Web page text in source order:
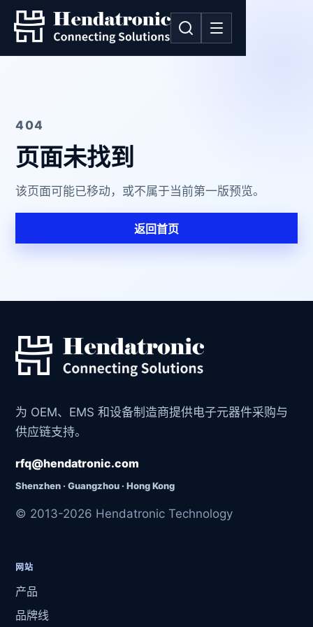
404
页面未找到
该页面可能已移动，或不属于当前第一版预览。
返回首页
为 OEM、EMS 和设备制造商提供电子元器件采购与
供应链支持。
rfq@hendatronic.com
Shenzhen · Guangzhou · Hong Kong
© 2013-2026 Hendatronic Technology
网站
产品
品牌线